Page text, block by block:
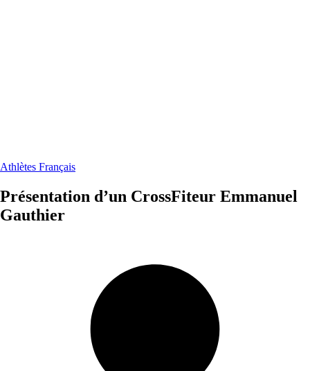
Athlètes Français
Présentation d’un CrossFiteur Emmanuel
Gauthier